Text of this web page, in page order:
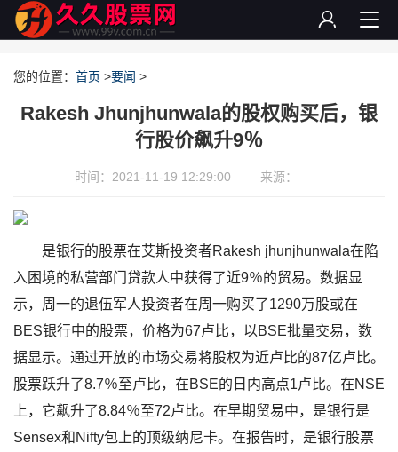
您的位置： 首页 >要闻 >
Rakesh Jhunjhunwala的股权购买后，银
行股价飙升9％
时间：2021-11-19 12:29:00 来源：
是银行的股票在艾斯投资者Rakesh jhunjhunwala在陷
入困境的私营部门贷款人中获得了近9％的贸易。数据显
示，周一的退伍军人投资者在周一购买了1290万股或在
BES银行中的股票，价格为67卢比，以BSE批量交易，数
据显示。通过开放的市场交易将股权为近卢比的87亿卢比。
股票跃升了8.7％至卢比，在BSE的日内高点1卢比。在NSE
上，它飙升了8.84％至72卢比。在早期贸易中，是银行是
Sensex和Nifty包上的顶级纳尼卡。在报告时，是银行股票